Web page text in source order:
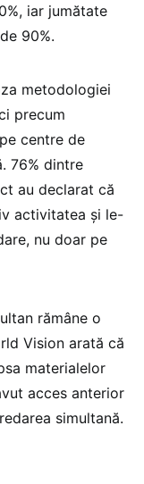
iar jumătate
90%.
metodologiei
precum
centre de
76% dintre
au declarat că
activitatea și le-
nu doar pe
rămâne o
Vision arată că
materialelor
acces anterior
simultană.